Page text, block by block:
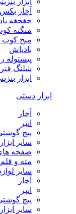
آچار
جغجغه
منگنه
میخ کوب
بادپاش
پیستوله
شلنگ
ابزار
ابزار دستی
آچار
انبر
پیچ
سایر
صفحه
مته و قلم
سایر
آچار
انبر
پیچ
سایر